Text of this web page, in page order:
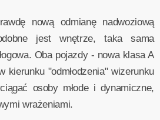
nową odmianę nadwoziową
jest wnętrze, taka sama
Oba pojazdy - nowa klasa A
kierunku "odmłodzenia" wizerunku
osoby młode i dynamiczne,
wrażeniami.